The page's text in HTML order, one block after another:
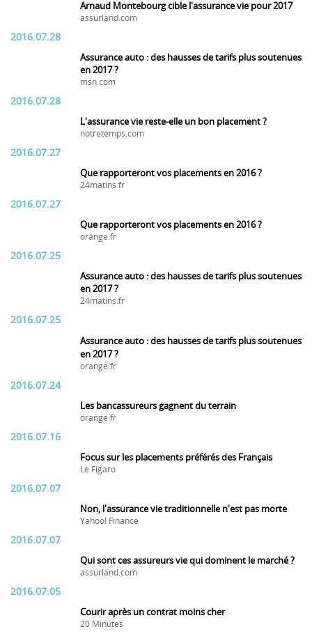
Arnaud Montebourg cible l'assurance vie pour 2017
assurland.com
2016.07.28
Assurance auto : des hausses de tarifs plus soutenues
en 2017 ?
msn.com
2016.07.28
L'assurance vie reste-elle un bon placement ?
notretemps.com
2016.07.27
Que rapporteront vos placements en 2016 ?
24matins.fr
2016.07.27
Que rapporteront vos placements en 2016 ?
orange.fr
2016.07.25
Assurance auto : des hausses de tarifs plus soutenues
en 2017 ?
24matins.fr
2016.07.25
Assurance auto : des hausses de tarifs plus soutenues
en 2017 ?
orange.fr
2016.07.24
Les bancassureurs gagnent du terrain
orange.fr
2016.07.16
Focus sur les placements préférés des Français
Le Figaro
2016.07.07
Non, l'assurance vie traditionnelle n'est pas morte
Yahoo! Finance
2016.07.07
Qui sont ces assureurs vie qui dominent le marché ?
assurland.com
2016.07.05
Courir après un contrat moins cher
20 Minutes